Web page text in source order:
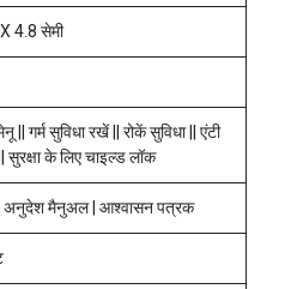
4.8 सेमी
|| गर्म सुविधा रखें || रोकें सुविधा || एंटी
सुरक्षा के लिए चाइल्ड लॉक
अनुदेश मैनुअल | आश्वासन पत्रक